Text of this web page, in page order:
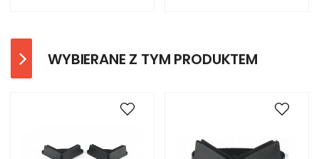
WYBIERANE Z TYM PRODUKTEM